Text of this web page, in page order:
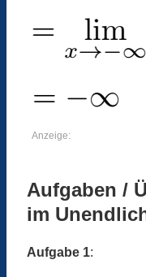
Anzeige:
Aufgaben /
im
Aufgabe 1: